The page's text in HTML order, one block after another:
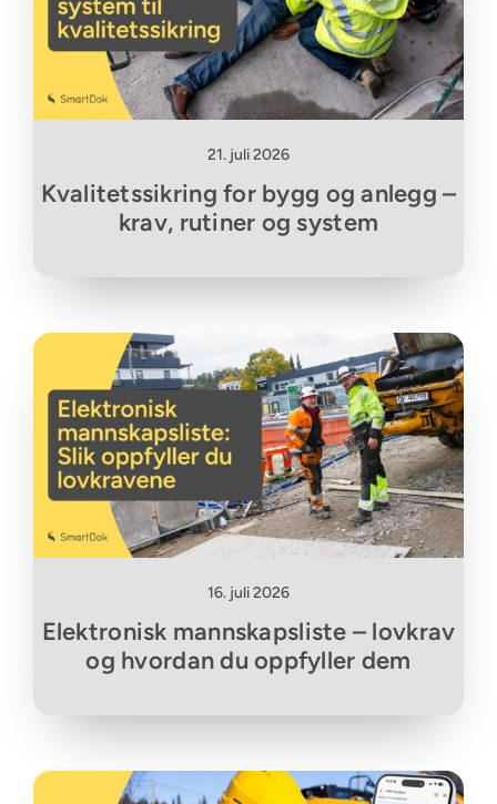
21. juli 2026
Kvalitetssikring for bygg og anlegg –
krav, rutiner og system
16. juli 2026
Elektronisk mannskapsliste – lovkrav
og hvordan du oppfyller dem